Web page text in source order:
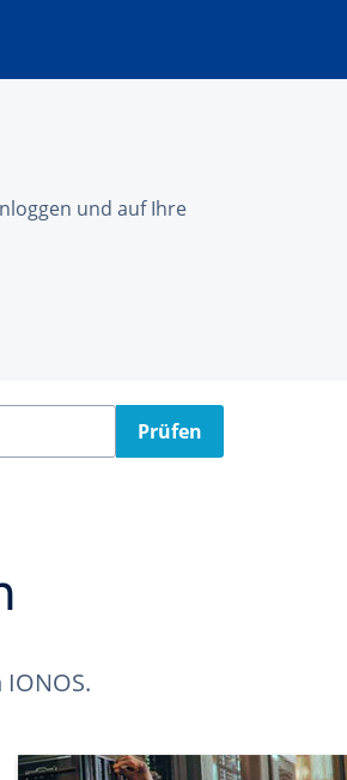
und auf Ihre
Prüfen